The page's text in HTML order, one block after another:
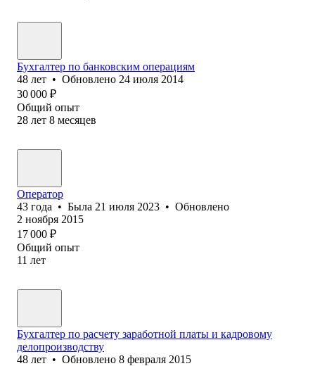
Бухгалтер по банковским операциям
48 лет • Обновлено 24 июля 2014
30 000 ₽
Общий опыт
28 лет 8 месяцев
Оператор
43 года • Была 21 июля 2023 • Обновлено
2 ноября 2015
17 000 ₽
Общий опыт
11 лет
Бухгалтер по расчету заработной платы и кадровому
делопроизводству
48 лет • Обновлено 8 февраля 2015